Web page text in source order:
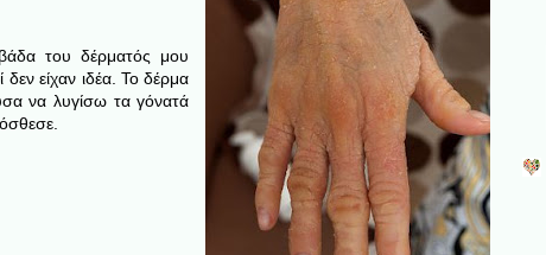
του δέρματός μου
δεν είχαν ιδέα. Το δέρμα
να λυγίσω τα γόνατά